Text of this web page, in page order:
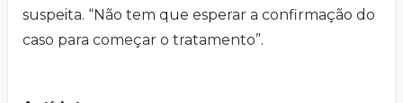
suspeita. “Não tem que esperar a confirmação do
caso para começar o tratamento”.